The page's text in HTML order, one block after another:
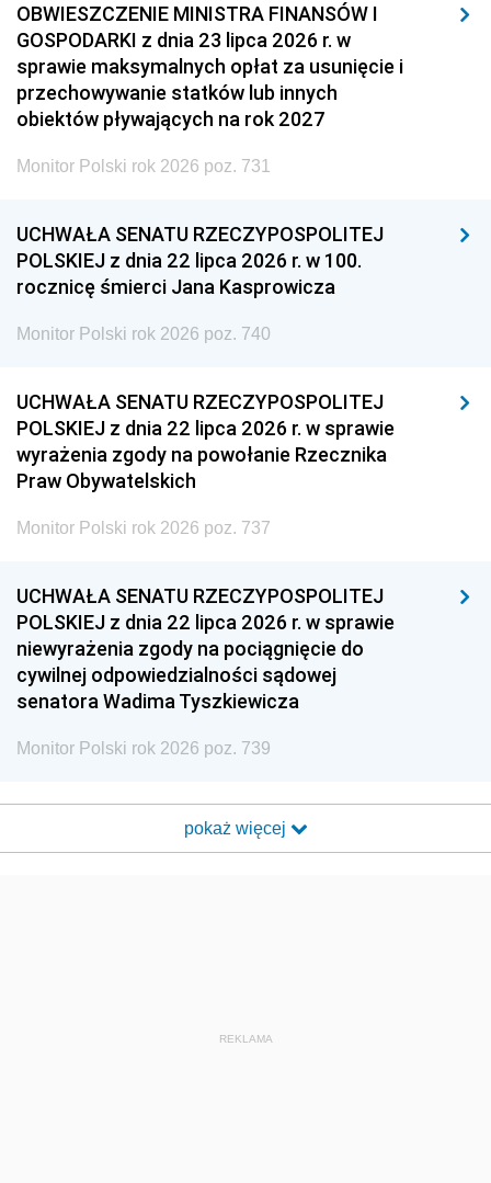
OBWIESZCZENIE MINISTRA FINANSÓW I
GOSPODARKI z dnia 23 lipca 2026 r. w
sprawie maksymalnych opłat za usunięcie i
przechowywanie statków lub innych
obiektów pływających na rok 2027
Monitor Polski rok 2026 poz. 731
UCHWAŁA SENATU RZECZYPOSPOLITEJ
POLSKIEJ z dnia 22 lipca 2026 r. w 100.
rocznicę śmierci Jana Kasprowicza
Monitor Polski rok 2026 poz. 740
UCHWAŁA SENATU RZECZYPOSPOLITEJ
POLSKIEJ z dnia 22 lipca 2026 r. w sprawie
wyrażenia zgody na powołanie Rzecznika
Praw Obywatelskich
Monitor Polski rok 2026 poz. 737
UCHWAŁA SENATU RZECZYPOSPOLITEJ
POLSKIEJ z dnia 22 lipca 2026 r. w sprawie
niewyrażenia zgody na pociągnięcie do
cywilnej odpowiedzialności sądowej
senatora Wadima Tyszkiewicza
Monitor Polski rok 2026 poz. 739
pokaż więcej
REKLAMA